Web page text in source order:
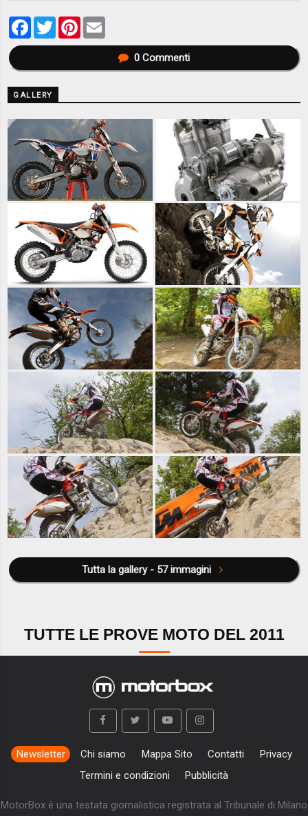
Facebook
TwitterPinterest
0Commenti
GALLERY
Tutta la gallery - 57 immagini
TUTTE LE PROVE MOTO DEL 2011
Newsletter Chi siamo Mappa Sito Contatti
Privacy
Termini e condizioni
Pubblicità
MotorBox è una testata giornalistica registrata al Tribunale di Milano